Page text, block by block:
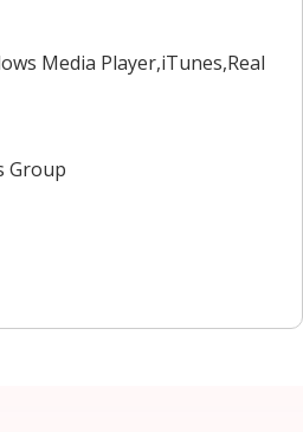
Media Player,iTunes,Real
Group